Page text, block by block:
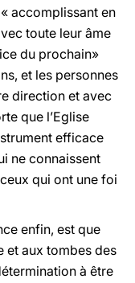
accomplissant en
toute leur âme
du prochain»
et les personnes
direction et avec
que l’Eglise
efficace
ne connaissent
qui ont une foi
enfin, est que
et aux tombes des
à être